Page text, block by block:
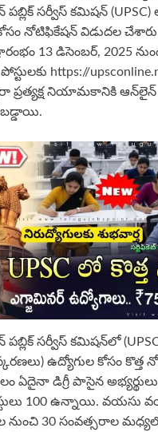
సర్వీస్ కమిషన్ (UPSC)
నోటిఫికేషన్ విడుదల
13 డిసెంబర్, 2025
పోస్టులకు https://
ప్రత్యక్ష నియామకానికి ఆన్‌లైన్
సర్వీస్ కమిషన్‌లో
ఉద్యోగుల కోసం కొత్త
ఏదైనా డిగ్రీ పాసైన అభ్యర్థులు
100 ఉన్నాయి. వయసు
నుంచి 30 సంవత్సరాల